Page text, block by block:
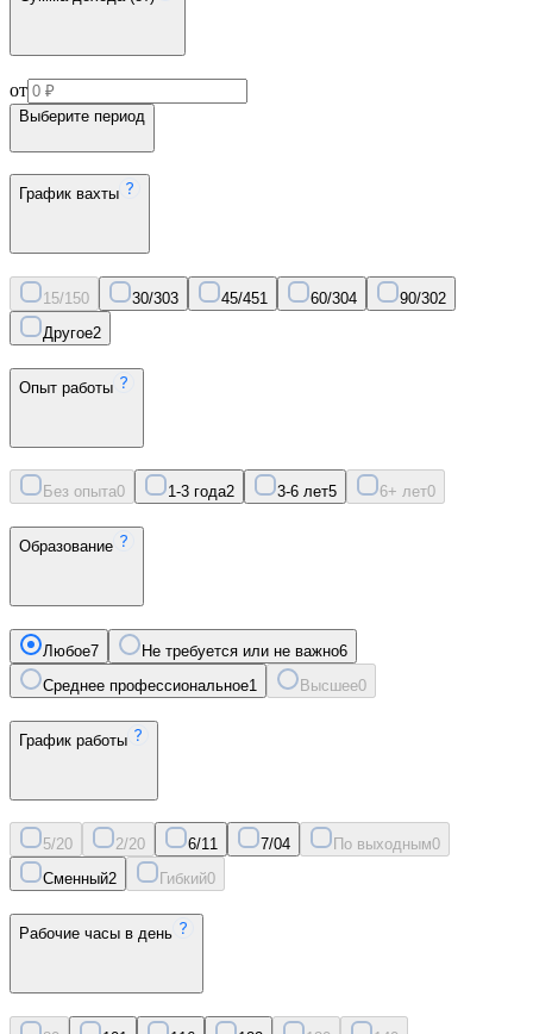
от
Выберите период
График вахты
15/150 30/303 45/451 60/304 90/302
Другое2
Опыт работы
Без опыта0 1-3 года2 3-6 лет5 6+ лет0
Образование
Любое7 Не требуется или не важно6
Среднее профессиональное1 Высшее0
График работы
5/20 2/20 6/11 7/04 По выходным0
Сменный2 Гибкий0
Рабочие часы в день